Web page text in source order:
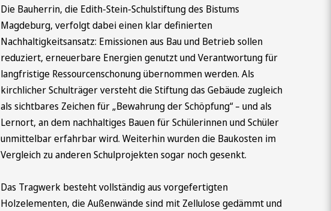
Die Bauherrin, die Edith-Stein-Schulstiftung des Bistums
Magdeburg, verfolgt dabei einen klar definierten
Nachhaltigkeitsansatz: Emissionen aus Bau und Betrieb sollen
reduziert, erneuerbare Energien genutzt und Verantwortung für
langfristige Ressourcenschonung übernommen werden. Als
kirchlicher Schulträger versteht die Stiftung das Gebäude zugleich
als sichtbares Zeichen für „Bewahrung der Schöpfung“ – und als
Lernort, an dem nachhaltiges Bauen für Schülerinnen und Schüler
unmittelbar erfahrbar wird. Weiterhin wurden die Baukosten im
Vergleich zu anderen Schulprojekten sogar noch gesenkt.
Das Tragwerk besteht vollständig aus vorgefertigten
Holzelementen, die Außenwände sind mit Zellulose gedämmt und